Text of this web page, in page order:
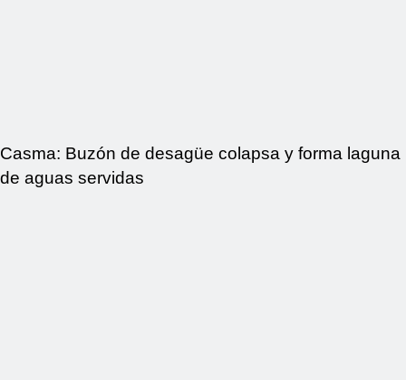
Casma: Buzón de desagüe colapsa y forma laguna
de aguas servidas